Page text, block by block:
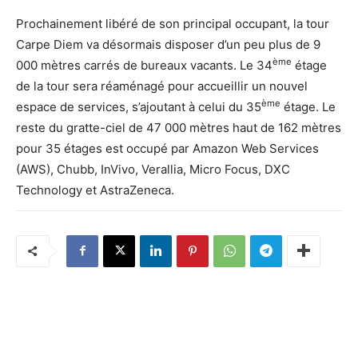
Prochainement libéré de son principal occupant, la tour
Carpe Diem va désormais disposer d’un peu plus de 9
000 mètres carrés de bureaux vacants. Le 34ème étage
de la tour sera réaménagé pour accueillir un nouvel
espace de services, s’ajoutant à celui du 35ème étage. Le
reste du gratte-ciel de 47 000 mètres haut de 162 mètres
pour 35 étages est occupé par Amazon Web Services
(AWS), Chubb, InVivo, Verallia, Micro Focus, DXC
Technology et AstraZeneca.